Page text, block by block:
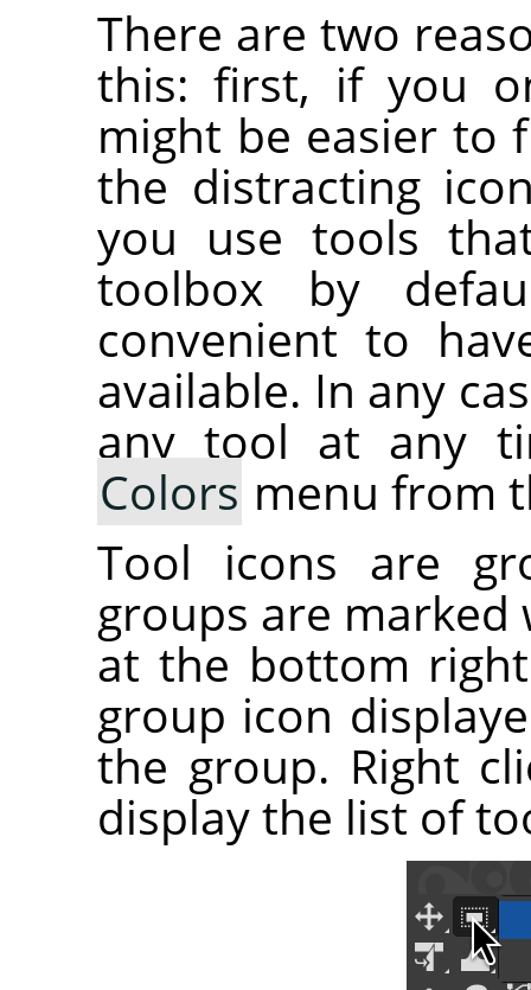
There are two
this: first, if you
might be easier to
the distracting
you use tools
toolbox by
convenient to
available. In any
any tool at any
Colors menu from
Tool icons are
groups are
at the bottom
group icon
the group. Right
display the list of